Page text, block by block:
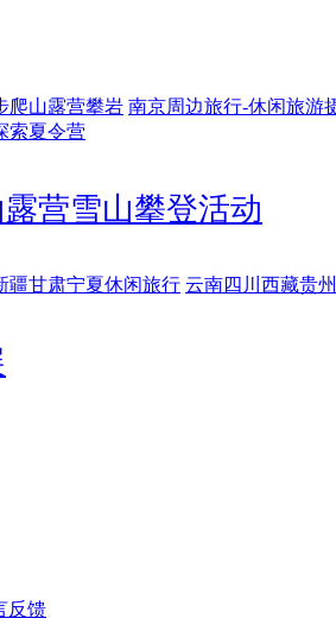
爬山露营攀岩 南京周边旅行-休闲旅游
索夏令营
营雪山攀登活动
疆甘肃宁夏休闲旅行 云南四川西藏贵
反馈